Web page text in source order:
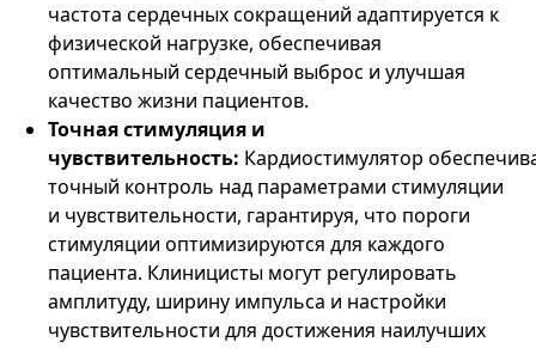
частота сердечных сокращений адаптируется к
физической нагрузке, обеспечивая
оптимальный сердечный выброс и улучшая
качество жизни пациентов.
Точная стимуляция и
чувствительность: Кардиостимулятор
точный контроль над параметрами стимуляции
и чувствительности, гарантируя, что пороги
стимуляции оптимизируются для каждого
пациента. Клиницисты могут регулировать
амплитуду, ширину импульса и настройки
чувствительности для достижения наилучших